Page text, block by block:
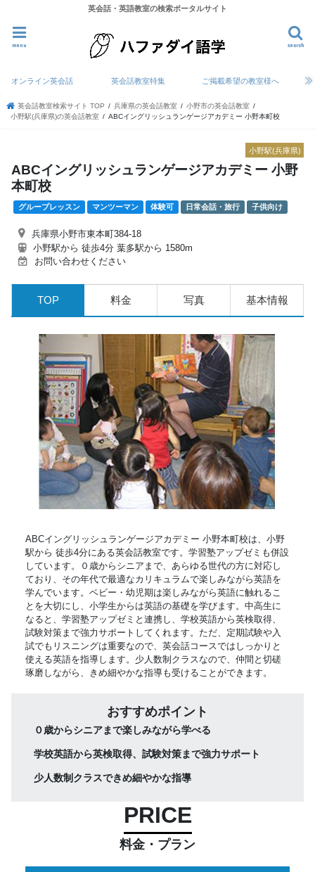
英会話・英語教室の検索ポータルサイト
search
menu
オンライン英会話 英会話教室特集 ご掲載希望の教室様へ
英会話教室検索サイト TOP 兵庫県の英会話教室
小野市の英会話教室
小野駅(兵庫県)の英会話教室
ABCイングリッシュランゲージアカデミー 小野本町校
小野駅(兵庫県)
ABCイングリッシュランゲージアカデミー 小野
本町校
グループレッスン マンツーマン 体験可 日常会話・旅行 子供向け
兵庫県小野市東本町384-18
小野駅から 徒歩4分 葉多駅から 1580m
お問い合わせください
TOP 料金 写真 基本情報
ABCイングリッシュランゲージアカデミー 小野本町校は、小野
駅から 徒歩4分にある英会話教室です。学習塾アップゼミも併設
しています。０歳からシニアまで、あらゆる世代の方に対応し
ており、その年代で最適なカリキュラムで楽しみながら英語を
学んでいます。ベビー・幼児期は楽しみながら英語に触れるこ
とを大切にし、小学生からは英語の基礎を学びます。中高生に
なると、学習塾アップゼミと連携し、学校英語から英検取得、
試験対策まで強力サポートしてくれます。ただ、定期試験や入
試でもリスニングは重要なので、英会話コースではしっかりと
使える英語を指導します。少人数制クラスなので、仲間と切磋
琢磨しながら、きめ細やかな指導も受けることができます。
おすすめポイント
０歳からシニアまで楽しみながら学べる
学校英語から英検取得、試験対策まで強力サポート
少人数制クラスできめ細やかな指導
PRICE
料金・プラン